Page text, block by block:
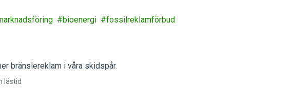
bioenergi fossilreklamförbud
bränslereklam i våra skidspår.
lästid